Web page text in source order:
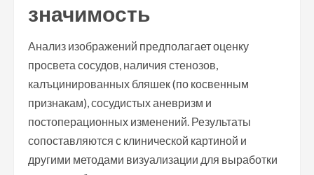
значимость
Анализ изображений предполагает оценку
просвета сосудов, наличия стенозов,
калъцинированных бляшек (по косвенным
признакам), сосудистых аневризм и
постоперационных изменений. Результаты
сопоставляются с клинической картиной и
другими методами визуализации для выработки